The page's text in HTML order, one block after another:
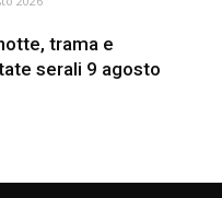
trama e
serali 9 agosto